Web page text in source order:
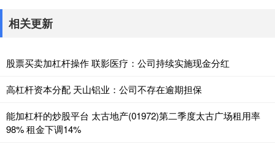
相关更新
股票买卖加杠杆操作 联影医疗：公司持续实施现金分红
高杠杆资本分配 天山铝业：公司不存在逾期担保
能加杠杆的炒股平台 太古地产(01972)第二季度太古广场租用率
98% 租金下调14%